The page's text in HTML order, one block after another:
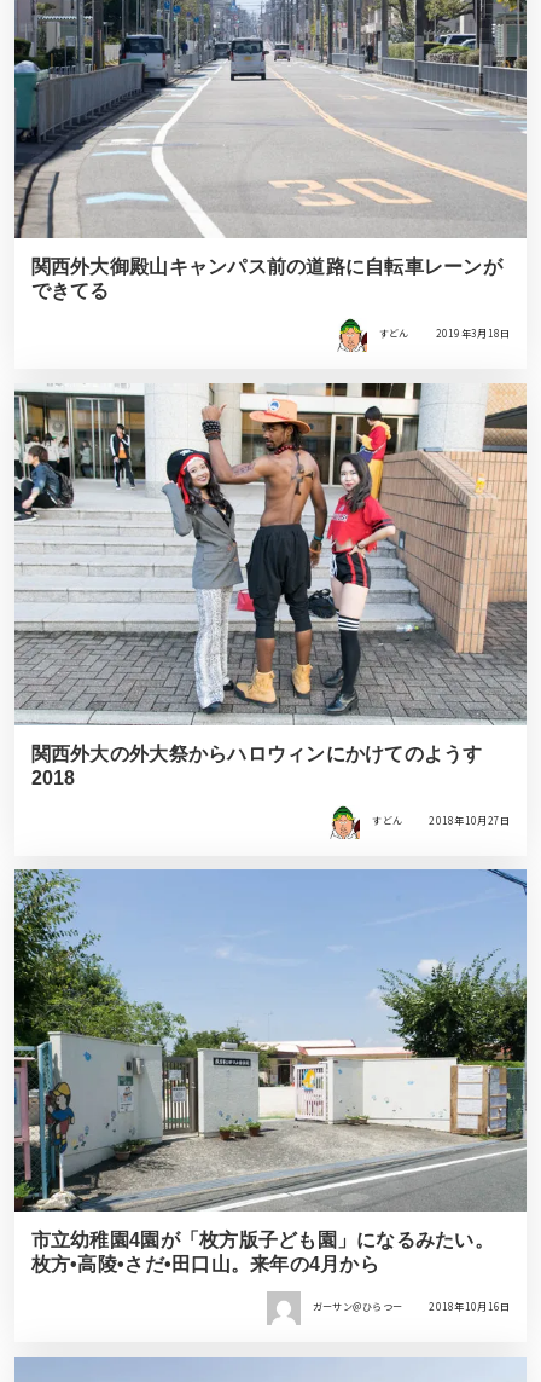
関西外大御殿山キャンパス前の道路に自転車レーンが
できてる
すどん 2019年3月18日
関西外大の外大祭からハロウィンにかけてのようす
2018
すどん 2018年10月27日
市立幼稚園4園が「枚方版子ども園」になるみたい。
枚方•高陵•さだ•田口山。来年の4月から
ガーサン＠ひらつー 2018年10月16日